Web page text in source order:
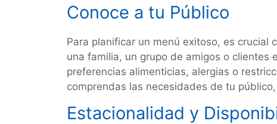
Conoce a tu Público
Para planificar un menú exitoso, es crucial
una familia, un grupo de amigos o clientes
preferencias alimenticias, alergias o
comprendas las necesidades de tu
Estacionalidad y